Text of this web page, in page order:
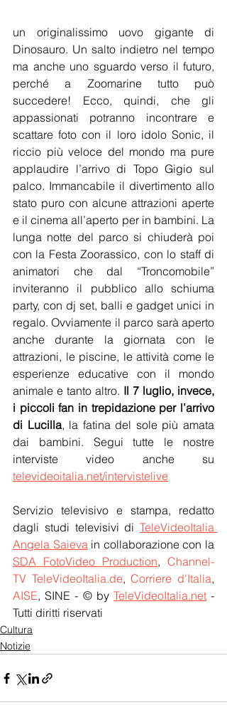
un originalissimo uovo gigante di
Dinosauro. Un salto indietro nel tempo
ma anche uno sguardo verso il futuro,
perché a Zoomarine tutto può
succedere! Ecco, quindi, che gli
appassionati potranno incontrare e
scattare foto con il loro idolo Sonic, il
riccio più veloce del mondo ma pure
applaudire l’arrivo di Topo Gigio sul
palco. Immancabile il divertimento allo
stato puro con alcune attrazioni aperte
e il cinema all’aperto per in bambini. La
lunga notte del parco si chiuderà poi
con la Festa Zoorassico, con lo staff di
animatori che dal “Troncomobile”
inviteranno il pubblico allo schiuma
party, con dj set, balli e gadget unici in
regalo. Ovviamente il parco sarà aperto
anche durante la giornata con le
attrazioni, le piscine, le attività come le
esperienze educative con il mondo
animale e tanto altro. Il 7 luglio, invece,
i piccoli fan in trepidazione per l’arrivo
di Lucilla, la fatina del sole più amata
dai bambini. Segui tutte le nostre
televideoitalia.net/intervistelive
Servizio televisivo e stampa, redatto
dagli studi televisivi di TeleVideoItalia
Angela Saieva
SDA FotoVideo Production, Channel-
TV TeleVideoItalia.de, Corriere d'Italia
AISE, SINE - © by TeleVideoItalia.net -
Tutti diritti riservati
Cultura
Notizie